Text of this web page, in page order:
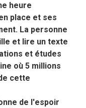
heure
place et ses
La personne
et lire un texte
et études
où 5 millions
cette
de l'espoir